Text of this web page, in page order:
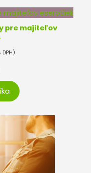
pre majiteľov